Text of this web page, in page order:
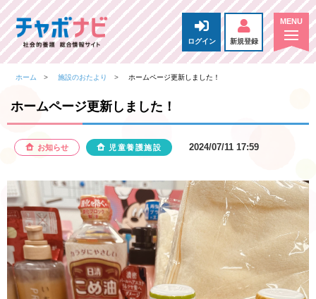
ログイン 新規登録
ホーム 施設のおたより ホームページ更新しました！
ホームページ更新しました！
お知らせ 児童養護施設 2024/07/11 17:59